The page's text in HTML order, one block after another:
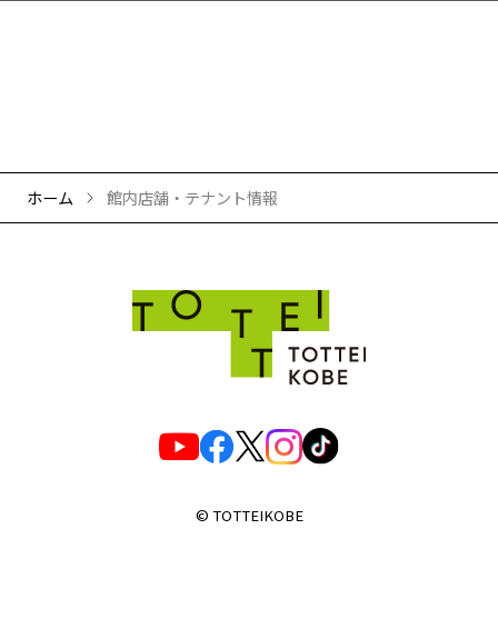
ホーム 館内店舗・テナント情報
© TOTTEIKOBE